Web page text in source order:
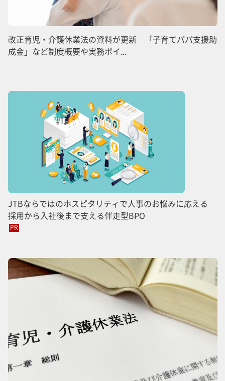
改正育児・介護休業法の資料が更新 「子育てパパ支援助
成金」など制度概要や実務ポイ...
JTBならではのホスピタリティで人事のお悩みに応える
採用から入社後まで支える伴走型BPO
PR